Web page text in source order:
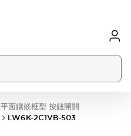
平面鑲嵌框型 按鈕開關
LW6K-2C1VB-503